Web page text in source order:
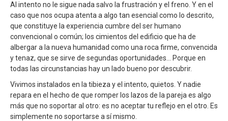
Al intento no le sigue nada salvo la frustración y el freno. Y en el
caso que nos ocupa atenta a algo tan esencial como lo descrito,
que constituye la experiencia cumbre del ser humano
convencional o común; los cimientos del edificio que ha de
albergar a la nueva humanidad como una roca firme, convencida
y tenaz, que se sirve de segundas oportunidades… Porque en
todas las circunstancias hay un lado bueno por descubrir.
Vivimos instalados en la tibieza y el intento, quietos. Y nadie
repara en el hecho de que romper los lazos de la pareja es algo
más que no soportar al otro: es no aceptar tu reflejo en el otro. Es
simplemente no soportarse a sí mismo.